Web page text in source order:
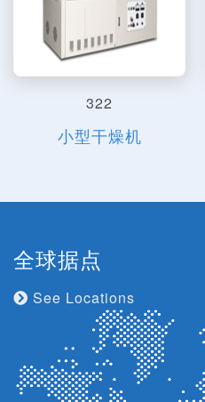
322
小型干燥机
全球据点
See Locations